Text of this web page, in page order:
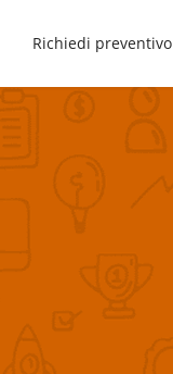
Richiedi preventivo